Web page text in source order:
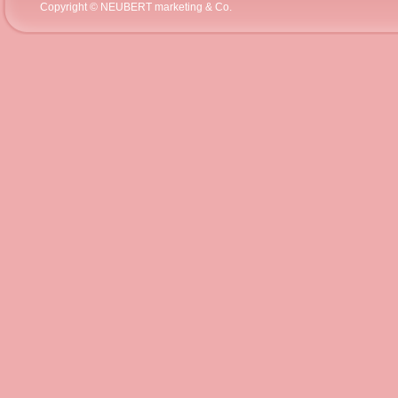
Copyright © NEUBERT marketing & Co.